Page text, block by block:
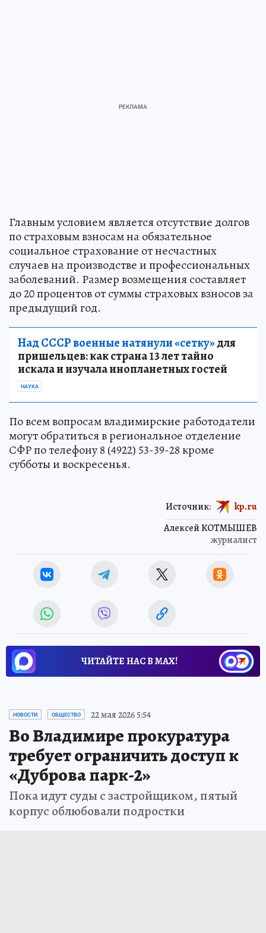
Главным условием является отсутствие долгов
по страховым взносам на обязательное
социальное страхование от несчастных
случаев на производстве и профессиональных
заболеваний. Размер возмещения составляет
до 20 процентов от суммы страховых взносов за
предыдущий год.
Над СССР военные натянули «сетку»для
пришельцев: как страна 13 лет тайно
искала и изучала инопланетных гостей
НАУКА
По всем вопросам владимирские работодатели
могут обратиться в региональное отделение
СФР по телефону 8 (4922) 53-39-28 кроме
субботы и воскресенья.
Алексей КОТМЫШЕВ
журналист
Источник: kp.ru
ЧИТАЙТЕ НАС В МАХ!
НОВОСТИ ОБЩЕСТВО 22 мая 2026 5:54
Во Владимире прокуратура
требует ограничить доступ к
«Дуброва парк-2»
Пока идут суды с застройщиком, пятый
корпус облюбовали подростки